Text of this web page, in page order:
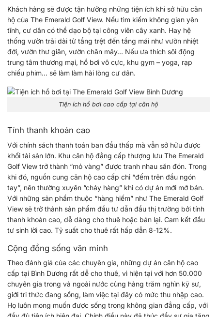
Khách hàng sẽ được tận hưởng những tiện ích khi sở hữu căn
hộ của The Emerald Golf View. Nếu tìm kiếm không gian yên
tĩnh, cư dân có thể dạo bộ tại công viên cây xanh. Hay hệ
thống vườn trải dài từ tầng trệt đến tầng mái như vườn nhiệt
đới, vườn thư giãn, vườn chân mây… Nếu ưa thích sôi động
trung tâm thương mại, hồ bơi vô cực, khu gym – yoga, rạp
chiếu phim… sẽ làm làm hài lòng cư dân.
Tiện ích hồ bơi cao cấp tại căn hộ
Tính thanh khoản cao
Với chính sách thanh toán ban đầu thấp mà vẫn sở hữu được
khối tài sản lớn. Khu căn hộ đẳng cấp thượng lưu The Emerald
Golf View trở thành “mỏ vàng” được tranh nhau săn đón. Trong
khi đó, nguồn cung căn hộ cao cấp chỉ “đếm trên đầu ngón
tay”, nên thường xuyên “cháy hàng” khi có dự án mới mở bán.
Với những sản phẩm thuộc “hàng hiếm” như The Emerald Golf
View sẽ trở thành sản phẩm đầu tư dẫn đầu thị trường bởi tính
thanh khoản cao, dễ dàng cho thuê hoặc bán lại. Cam kết đầu
tư sinh lời cao. Tỷ suất cho thuê rất hấp dẫn 8-12%.
Cộng đồng sống văn minh
Theo đánh giá của các chuyên gia, những dự án căn hộ cao
cấp tại Bình Dương rất dễ cho thuê, vì hiện tại với hơn 50.000
chuyên gia trong và ngoài nước cùng hàng trăm nghìn kỹ sư,
giới tri thức đang sống, làm việc tại đây có mức thu nhập cao.
Họ luôn mong muốn được sống trong không gian đẳng cấp, với